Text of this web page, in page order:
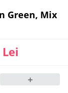
Green, Mix
+